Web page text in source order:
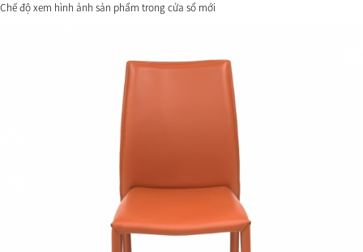
Chế độ xem hình ảnh sản phẩm trong cửa sổ mới